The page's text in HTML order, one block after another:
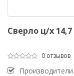
Сверло ц/х 14,7
0 отзывов
Производители